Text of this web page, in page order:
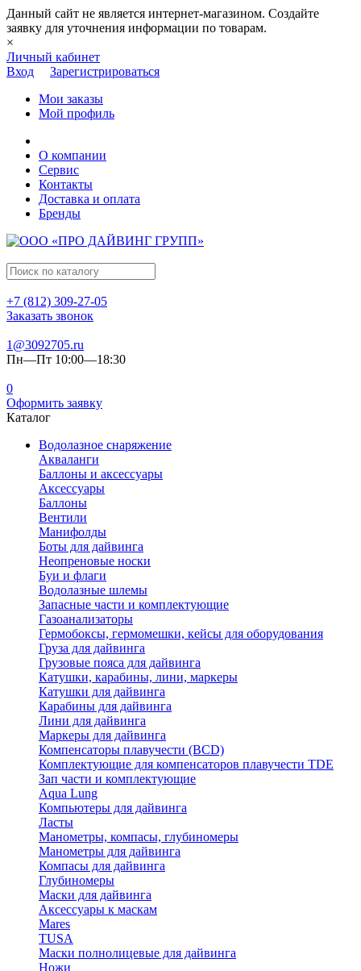
Данный сайт не является интернет-магазином. Создайте
заявку для уточнения информации по товарам.
×
Личный кабинет
Вход
Зарегистрироваться
Мои заказы
Мой профиль
О компании
Сервис
Контакты
Доставка и оплата
Бренды
+7 (812) 309-27-05
Заказать звонок
1@3092705.ru
Пн—Пт 10:00—18:30
0
Оформить заявку
Каталог
Водолазное снаряжение
Акваланги
Баллоны и аксессуары
Аксессуары
Баллоны
Вентили
Манифолды
Боты для дайвинга
Неопреновые носки
Буи и флаги
Водолазные шлемы
Запасные части и комплектующие
Газоанализаторы
Гермобоксы, гермомешки, кейсы для оборудования
Груза для дайвинга
Грузовые пояса для дайвинга
Катушки, карабины, лини, маркеры
Катушки для дайвинга
Карабины для дайвинга
Лини для дайвинга
Маркеры для дайвинга
Компенсаторы плавучести (BCD)
Комплектующие для компенсаторов плавучести TDE
Зап части и комплектующие
Aqua Lung
Компьютеры для дайвинга
Ласты
Манометры, компасы, глубиномеры
Манометры для дайвинга
Компасы для дайвинга
Глубиномеры
Маски для дайвинга
Аксессуары к маскам
Mares
TUSA
Маски полнолицевые для дайвинга
Ножи